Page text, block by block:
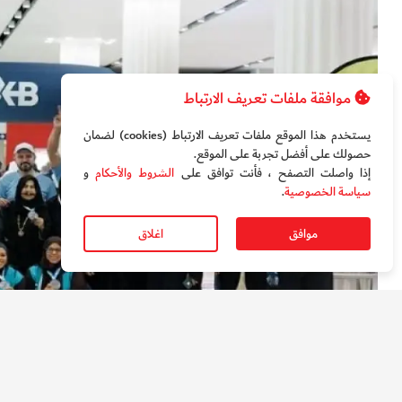
موافقة ملفات تعريف الارتباط
يستخدم هذا الموقع ملفات تعريف الارتباط (cookies) لضمان
حصولك على أفضل تجربة على الموقع‏.
إذا واصلت التصفح ، فأنت توافق على الشروط والأحكامو
سياسة الخصوصية.
موافق اغلاق